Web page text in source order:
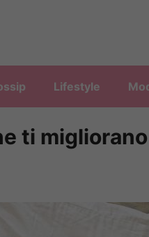
Lifestyle
ti